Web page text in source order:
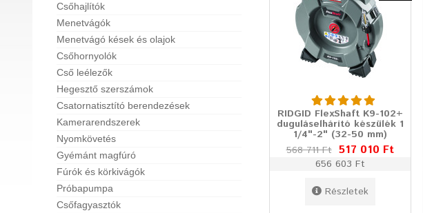
Csőhajlítók
Menetvágók
Menetvágó kések és olajok
Csőhornyolók
Cső leélezők
Hegesztő szerszámok
Csatornatisztító berendezések
Kamerarendszerek
Nyomkövetés
Gyémánt magfúró
Fúrók és körkivágók
Próbapumpa
Csőfagyasztók
RIDGID FlexShaft K9-102+
duguláselhárító készülék 1
1/4"-2" (32-50 mm)
568 711 Ft 517 010 Ft
656 603 Ft
Részletek